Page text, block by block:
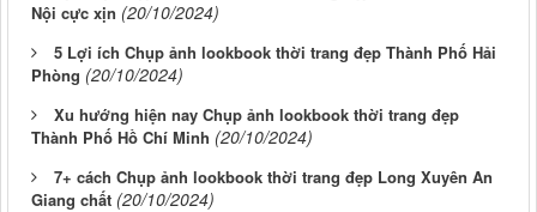
Nội cực xịn (20/10/2024)
5 Lợi ích Chụp ảnh lookbook thời trang đẹp Thành Phố Hải
Phòng (20/10/2024)
Xu hướng hiện nay Chụp ảnh lookbook thời trang đẹp
Thành Phố Hồ Chí Minh (20/10/2024)
7+ cách Chụp ảnh lookbook thời trang đẹp Long Xuyên An
Giang chất (20/10/2024)